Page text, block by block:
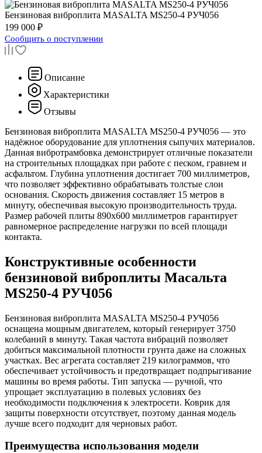
Бензиновая виброплита MASALTA MS250-4 РУЧ056
199 000 ₽
Сообщить о поступлении
Описание
Характеристики
Отзывы
Бензиновая виброплита MASALTA MS250-4 РУЧ056 — это
надёжное оборудование для уплотнения сыпучих материалов.
Данная вибротрамбовка демонстрирует отличные показатели
на строительных площадках при работе с песком, гравием и
асфальтом. Глубина уплотнения достигает 700 миллиметров,
что позволяет эффективно обрабатывать толстые слои
основания. Скорость движения составляет 15 метров в
минуту, обеспечивая высокую производительность труда.
Размер рабочей плиты 890x600 миллиметров гарантирует
равномерное распределение нагрузки по всей площади
контакта.
Конструктивные особенности
бензиновой виброплиты Масальта
MS250-4 РУЧ056
Бензиновая виброплита MASALTA MS250-4 РУЧ056
оснащена мощным двигателем, который генерирует 3750
колебаний в минуту. Такая частота вибраций позволяет
добиться максимальной плотности грунта даже на сложных
участках. Вес агрегата составляет 219 килограммов, что
обеспечивает устойчивость и предотвращает подпрыгивание
машины во время работы. Тип запуска — ручной, что
упрощает эксплуатацию в полевых условиях без
необходимости подключения к электросети. Коврик для
защиты поверхности отсутствует, поэтому данная модель
лучше всего подходит для черновых работ.
Преимущества использования модели